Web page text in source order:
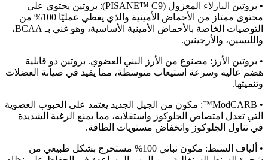
• بروتين البازلاء المعزول (PISANE™ C9): بروتين يحتوي على
محتوى ممتاز من الأحماض الأمينية والذي يغطي عمليًا 100% من
التوصيات الخاصة بالأحماض الأمينية الأساسية، وهو غني بـ BCAA،
والليسين، والأرجينين.
• بروتين الأرز: مصنوع من الأرز البني العضوي. بروتين ذو قابلية
هضم عالية وسرعة استيعاب متوسطة، مما يفيد في صيانة العضلات
وتنميتها.
• ModCARB™: مكون من الجيل الجديد يعتمد على الحبوب العضوية
التي تعدل امتصاص الجلوكوز واستقلابه، مما يمنع الرغبة الشديدة
في تناول الجلوكوز وانخفاض مستويات الطاقة.
• ألياف السنط: مكون نباتي 100% مستخرج بشكل طبيعي من